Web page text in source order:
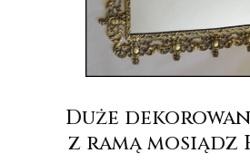
Duże
z ramą mosiądz